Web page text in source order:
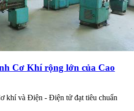
Cơ Khí rộng lớn của Cao
khí và Điện - Điện tử đạt tiêu chuẩn